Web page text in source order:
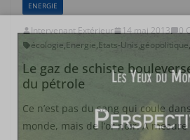
ENERGIE
Intervenant Extérieur 14 mai 2013
0
écologie,Energie,Etats-Unis,géopolitique,
Le gaz de schiste
du pétrole
Ce n’est pas du sang qui coule
monde, mais de l’or noir. A